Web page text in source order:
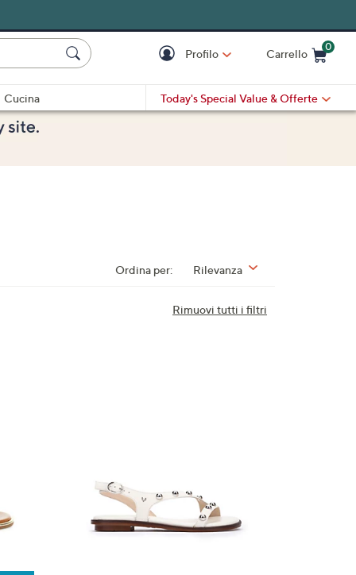
Profilo Carrello
0
Cucina
Today's Special Value & Offerte
Ordina per: Rilevanza
Rimuovi tutti i filtri